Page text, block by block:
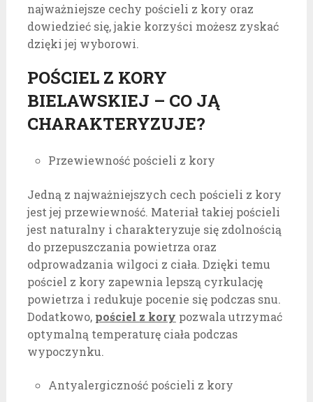
najważniejsze cechy pościeli z kory oraz
dowiedzieć się, jakie korzyści możesz zyskać
dzięki jej wyborowi.
POŚCIEL Z KORY
BIELAWSKIEJ – CO JĄ
CHARAKTERYZUJE?
Przewiewność pościeli z kory
Jedną z najważniejszych cech pościeli z kory
jest jej przewiewność. Materiał takiej pościeli
jest naturalny i charakteryzuje się zdolnością
do przepuszczania powietrza oraz
odprowadzania wilgoci z ciała. Dzięki temu
pościel z kory zapewnia lepszą cyrkulację
powietrza i redukuje pocenie się podczas snu.
Dodatkowo, pościel z kory pozwala utrzymać
optymalną temperaturę ciała podczas
wypoczynku.
Antyalergiczność pościeli z kory